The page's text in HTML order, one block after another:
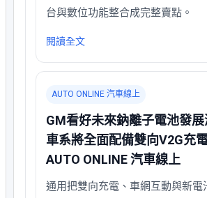
台與數位功能整合成完整賣點。
閱讀全文
AUTO ONLINE 汽車線上
GM看好未來鈉離子電池發
車系將全面配備雙向V2G充
AUTO ONLINE 汽車線上
通用把雙向充電、車網互動與新電